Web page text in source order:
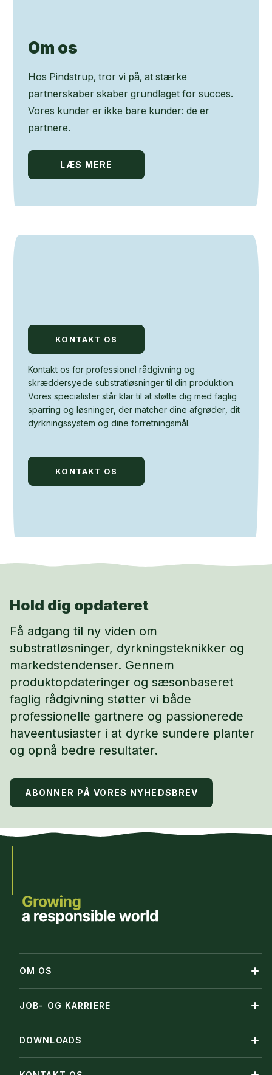
Om os
Hos Pindstrup, tror vi på, at stærke
partnerskaber skaber grundlaget for succes.
Vores kunder er ikke bare kunder: de er
partnere.
LÆS MERE
KONTAKT OS
Kontakt os for professionel rådgivning og
skræddersyede substratløsninger til din produktion.
Vores specialister står klar til at støtte dig med faglig
sparring og løsninger, der matcher dine afgrøder, dit
dyrkningssystem og dine forretningsmål.
KONTAKT OS
Hold dig opdateret
Få adgang til ny viden om
substratløsninger, dyrkningsteknikker og
markedstendenser. Gennem
produktopdateringer og sæsonbaseret
faglig rådgivning støtter vi både
professionelle gartnere og passionerede
haveentusiaster i at dyrke sundere planter
og opnå bedre resultater.
ABONNER PÅ VORES NYHEDSBREV
OM OS
JOB- OG KARRIERE
DOWNLOADS